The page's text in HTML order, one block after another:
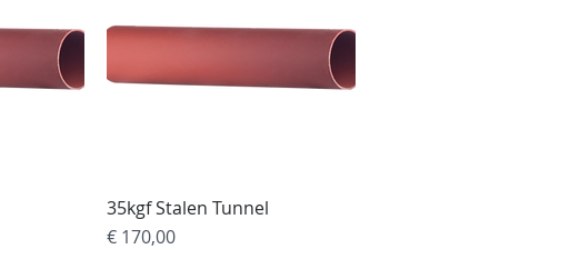
Snel overzicht
35kgf Stalen Tunnel
Prijs
€ 170,00